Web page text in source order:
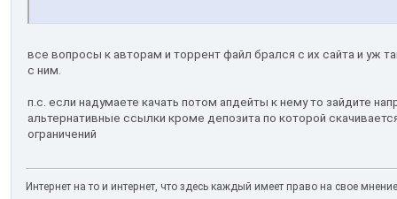
все вопросы к авторам и торрент файл брался с их сайта и уж
с ним.
п.с. если надумаете качать потом апдейты к нему то зайдите
альтернативные ссылки кроме депозита по которой
ограничений
Интернет на то и интернет, что здесь каждый имеет право на свое